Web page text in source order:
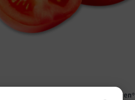
Deutsche Rispentomaten*